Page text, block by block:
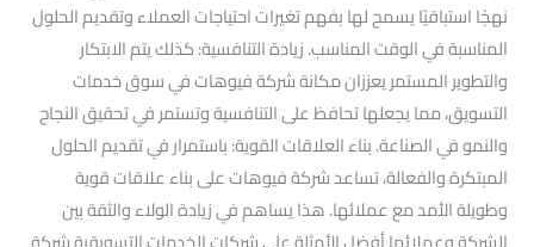
نهجًا استباقيًا يسمح لها بفهم تغيرات احتياجات العملاء وتقديم الحلول
المناسبة في الوقت المناسب. زيادة التنافسية: كذلك يتم الابتكار
والتطوير المستمر يعززان مكانة شركة فيوهات في سوق خدمات
التسويق، مما يجعلها تحافظ على التنافسية وتستمر في تحقيق النجاح
والنمو في الصناعة. بناء العلاقات القوية: باستمرار في تقديم الحلول
المبتكرة والفعالة، تساعد شركة فيوهات على بناء علاقات قوية
وطويلة الأمد مع عملائها. هذا يساهم في زيادة الولاء والثقة بين